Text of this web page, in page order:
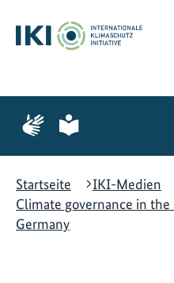
Hauptinhalt
springen
Suche
springen
Hauptnavigation
springen
Zur
Seite
Gebärdensprache
Zur
Seite
leichte
Startseite
IKI-Medien
Climate governance in
Germany